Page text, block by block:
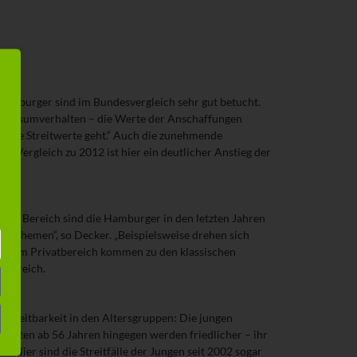
sind im Bundesvergleich sehr gut betucht.
– die Werte der Anschaffungen
Streitwerte geht.“ Auch die zunehmende
Vergleich zu 2012 ist hier ein deutlicher Anstieg der
Bereich sind die Hamburger in den letzten Jahren
so Decker. „Beispielsweise drehen sich
im Privatbereich kommen zu den klassischen
Bereich.
Streitbarkeit in den Altersgruppen: Die jungen
ab 56 Jahren hingegen werden friedlicher – ihr
Hier sind die Streitfälle der Jungen seit 2002 sogar